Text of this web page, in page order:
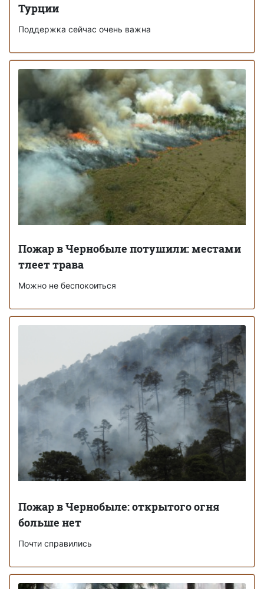
Турции
Поддержка сейчас очень важна
Пожар в Чернобыле потушили: местами
тлеет трава
Можно не беспокоиться
Пожар в Чернобыле: открытого огня
больше нет
Почти справились